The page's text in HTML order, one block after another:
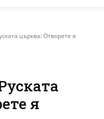
църква: Отворете я
я